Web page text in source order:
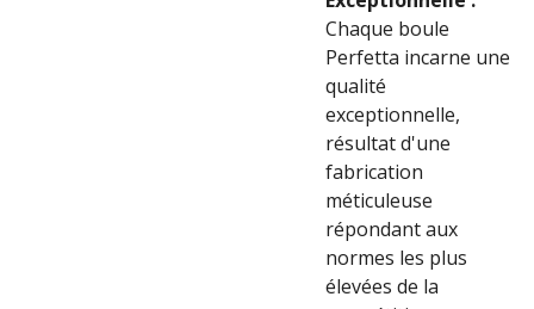
Chaque boule
Perfetta incarne une
qualité
exceptionnelle,
résultat d'une
fabrication
méticuleuse
répondant aux
normes les plus
élevées de la